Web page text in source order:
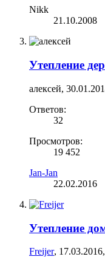
Nikk
21.10.2008
Утепление
алексей,
Ответов:
32
Просмотров:
19 452
Jan-Jan
22.02.2016
Утепление
Freijer, 17.03.2016